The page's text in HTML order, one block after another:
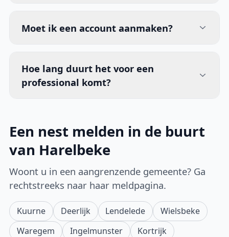
Moet ik een account aanmaken?
Hoe lang duurt het voor een
professional komt?
Een nest melden in de buurt
van Harelbeke
Woont u in een aangrenzende gemeente? Ga
rechtstreeks naar haar meldpagina.
Kuurne Deerlijk Lendelede
Wielsbeke
Waregem
Ingelmunster
Kortrijk